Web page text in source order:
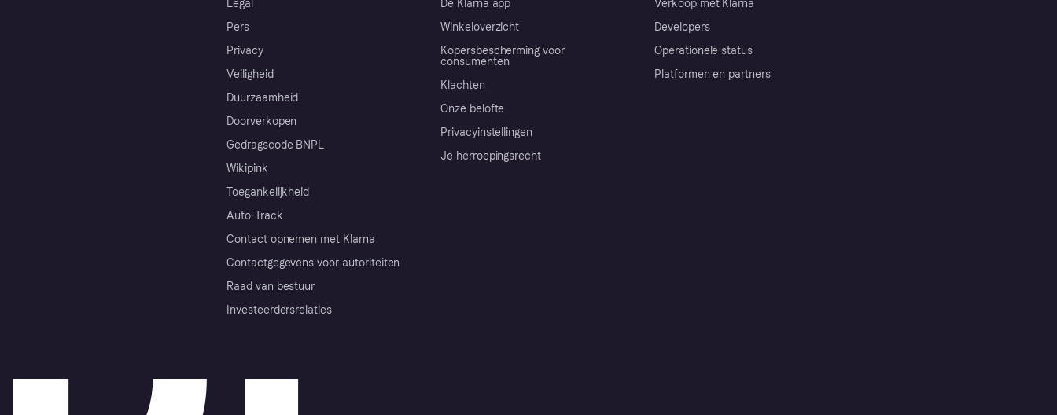
Legal
Pers
Privacy
Veiligheid
Duurzaamheid
Doorverkopen
Gedragscode BNPL
Wikipink
Toegankelijkheid
Auto-Track
Contact opnemen met Klarna
Contactgegevens voor autoriteiten
Raad van bestuur
Investeerdersrelaties
De Klarna app
Winkeloverzicht
Kopersbescherming voor
consumenten
Klachten
Onze belofte
Privacyinstellingen
Je herroepingsrecht
Verkoop met Klarna
Developers
Operationele status
Platformen en partners